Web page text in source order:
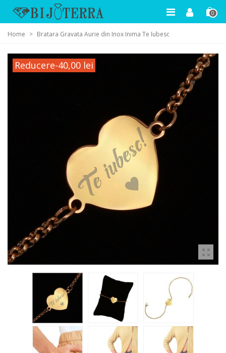
0
Home > Bratara Gravata Aurie din Inox Inima Te Iubesc
Reducere-40,00 lei